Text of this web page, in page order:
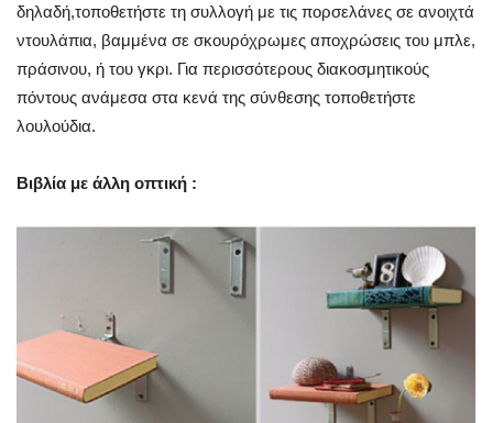
δηλαδή,τοποθετήστε τη συλλογή με τις πορσελάνες σε ανοιχτά
ντουλάπια, βαμμένα σε σκουρόχρωμες αποχρώσεις του μπλε,
πράσινου, ή του γκρι. Για περισσότερους διακοσμητικούς
πόντους ανάμεσα στα κενά της σύνθεσης τοποθετήστε
λουλούδια.
Βιβλία με άλλη οπτική :